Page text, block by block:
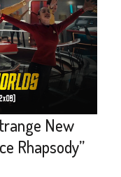
New
Rhapsody”